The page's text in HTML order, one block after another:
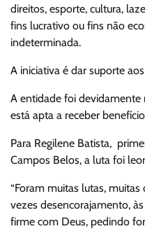
direitos, esporte, cultura,
fins lucrativo ou fins não
indeterminada.
A iniciativa é dar suporte
A entidade foi devidamente
está apta a receber
Para Regilene Batista,
Campos Belos, a luta foi
“Foram muitas lutas,
vezes desencorajamento,
firme com Deus, pedindo